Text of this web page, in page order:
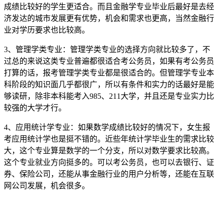
成绩比较好的学生更适合。而且金融学专业毕业后最好是去经
济发达的城市发展更有优势，机会和需求也更高，当然金融行
业对学历要求也比较高。
3、管理学类专业：管理学类专业的选择方向就比较多了，不
过总的来说这类专业普遍都很适合考公务员，如果有考公务员
打算的话，报考管理学类专业都是很适合的。但管理学专业本
科阶段的知识面几乎都很广，所以有条件和实力的话最好是能
够读研，除非本科能考入985、211大学，并且还是专业实力比
较强的大学才行。
4、应用统计学专业：如果数学成绩比较好的情况下，女生报
考应用统计学也是挺不错的。近些年统计学毕业生的需求比较
大，这个专业算是数学的一个分支，所以对数学要求比较高。
这个专业就业方向挺多的。可以考公务员，也可以去银行、证
券、保险公司，还能从事金融行业的用户分析等，还能在互联
网公司发展，机会很多。